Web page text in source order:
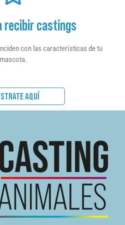
recibir castings
con las características de tu
mascota.
AQUÍ